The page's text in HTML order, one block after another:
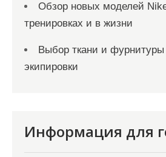
Обзор новых моделей
тренировках и в жизни
Выбор ткани и
экипировки
Информация для